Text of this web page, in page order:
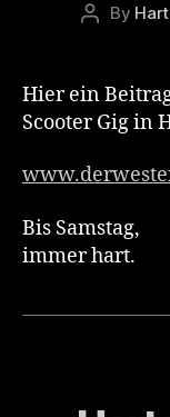
Post
By
Hier ein
Scooter Gig in
Bis Samstag,
immer hart.